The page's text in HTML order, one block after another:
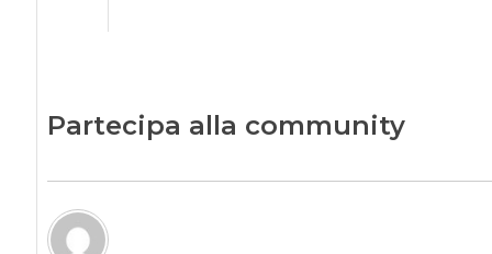
Partecipa alla community